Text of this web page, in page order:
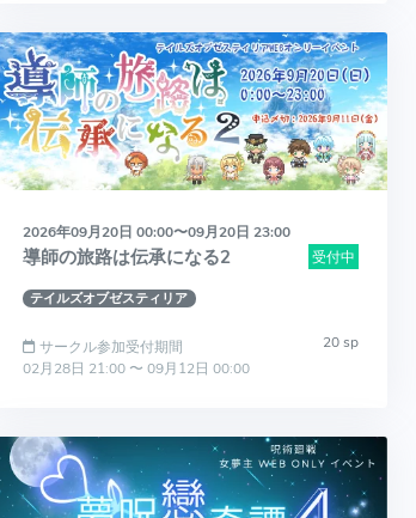
2026年09月20日 00:00〜09月20日 23:00
受付中
導師の旅路は伝承になる2
テイルズオブゼスティリア
20 sp
サークル参加受付期間
02月28日 21:00 〜 09月12日 00:00